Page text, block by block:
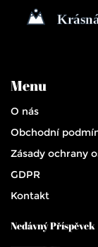
Menu
O nás
Obchodní
Zásady ochrany
GDPR
Kontakt
Nedávný Příspěvek